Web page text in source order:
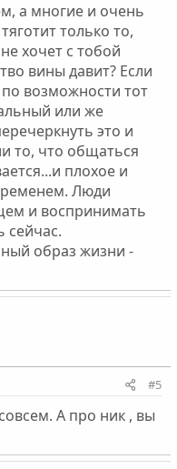
а многие и очень
только то,
хочет с тобой
вины давит? Если
возможности тот
или же
это и
то, что общаться
плохое и
Люди
и воспринимать
сейчас.
образ жизни -
#5
А про ник , вы